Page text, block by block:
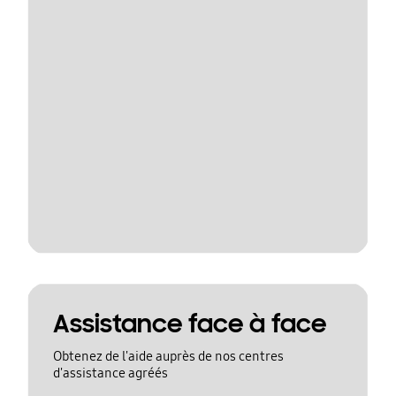
Assistance face à face
Obtenez de l'aide auprès de nos centres
d'assistance agréés